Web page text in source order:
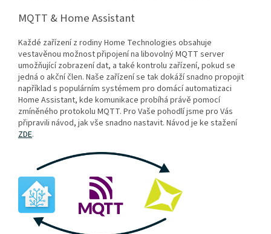
MQTT & Home Assistant
Každé zařízení z rodiny Home Technologies obsahuje
vestavěnou možnost připojení na libovolný MQTT server
umožňující zobrazení dat, a také kontrolu zařízení, pokud se
jedná o akční člen. Naše zařízení se tak dokáží snadno propojit
například s populárním systémem pro domácí automatizaci
Home Assistant, kde komunikace probíhá právě pomocí
zmíněného protokolu MQTT. Pro Vaše pohodlí jsme pro Vás
připravili návod, jak vše snadno nastavit. Návod je ke stažení
ZDE.